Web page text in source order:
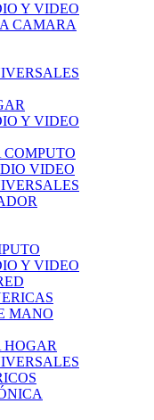
Y VIDEO
CAMARA
Y VIDEO
COMPUTO
VIDEO
Y VIDEO
MANO
HOGAR